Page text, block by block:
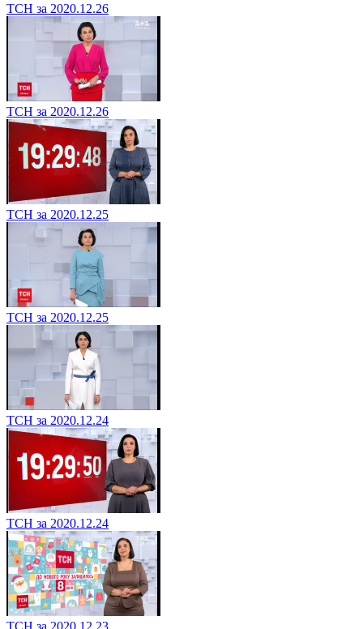
ТСН за 2020.12.26
ТСН за 2020.12.26
ТСН за 2020.12.25
ТСН за 2020.12.25
ТСН за 2020.12.24
ТСН за 2020.12.24
ТСН за 2020.12.23